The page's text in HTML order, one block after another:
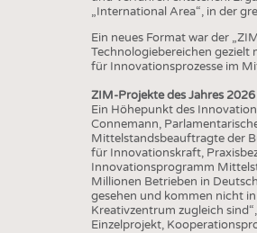
„International Area“, in der
Ein neues Format war der
Technologiebereichen gezielt
für Innovationsprozesse im
ZIM-Projekte des Jahres
Ein Höhepunkt des
Connemann,
Mittelstandsbeauftragte der
für Innovationskraft,
Innovationsprogramm
Millionen Betrieben in
gesehen und kommen nicht
Kreativzentrum zugleich
Einzelprojekt,